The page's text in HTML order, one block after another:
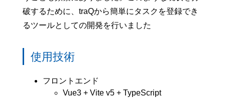
破するために、traQから簡単にタスクを登録でき
るツールとしての開発を行いました
使用技術
フロントエンド
Vue3 + Vite v5 + TypeScript